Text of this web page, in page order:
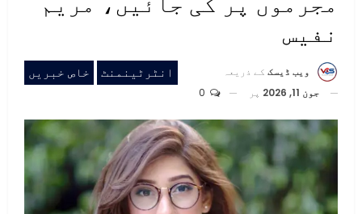
نفیس
انٹرٹینمنٹ خاص خبریں ویب ڈیسک کے ذریعہ
جون 11, 2026
پر